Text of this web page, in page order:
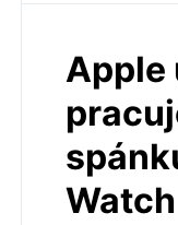
Apple
Watch